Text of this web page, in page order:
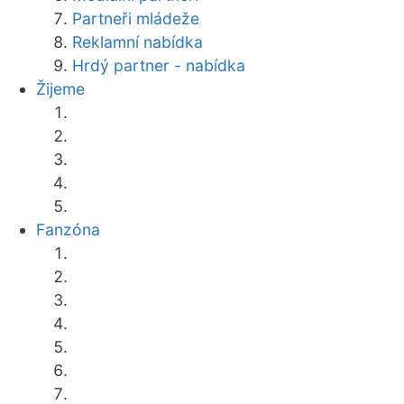
Partneři mládeže
Reklamní nabídka
Hrdý partner - nabídka
Žijeme
Fanzóna